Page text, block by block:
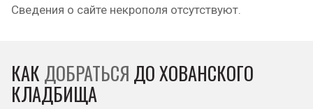
Сведения о сайте некрополя отсутствуют.
КАК ДОБРАТЬСЯ ДО ХОВАНСКОГО
КЛАДБИЩА